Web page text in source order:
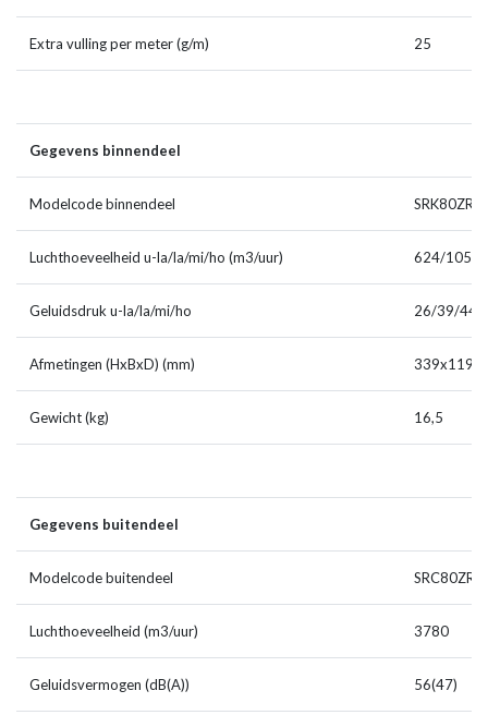
Extra vulling per meter (g/m) 25
Gegevens binnendeel
Modelcode binnendeel SRK80ZR-
Luchthoeveelheid u-la/la/mi/ho (m3/uur) 624/
Geluidsdruk u-la/la/mi/ho 26/39/44/
Afmetingen (HxBxD) (mm)
Gewicht (kg) 16,5
Gegevens buitendeel
Modelcode buitendeel SRC80ZR-
Luchthoeveelheid (m3/uur) 3780
Geluidsvermogen (dB(A)) 56(47)